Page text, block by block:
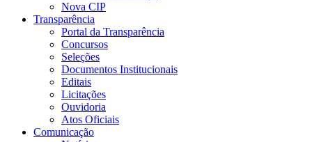
Nova CIP
Transparência
Portal da Transparência
Concursos
Seleções
Documentos Institucionais
Editais
Licitações
Ouvidoria
Atos Oficiais
Comunicação